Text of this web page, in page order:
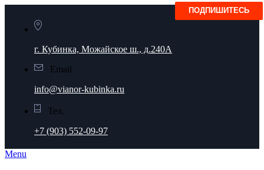
г. Кубинка, Можайское ш., д.240А
Email
info@vianor-kubinka.ru
Тел.
+7 (903) 552-09-97
Menu